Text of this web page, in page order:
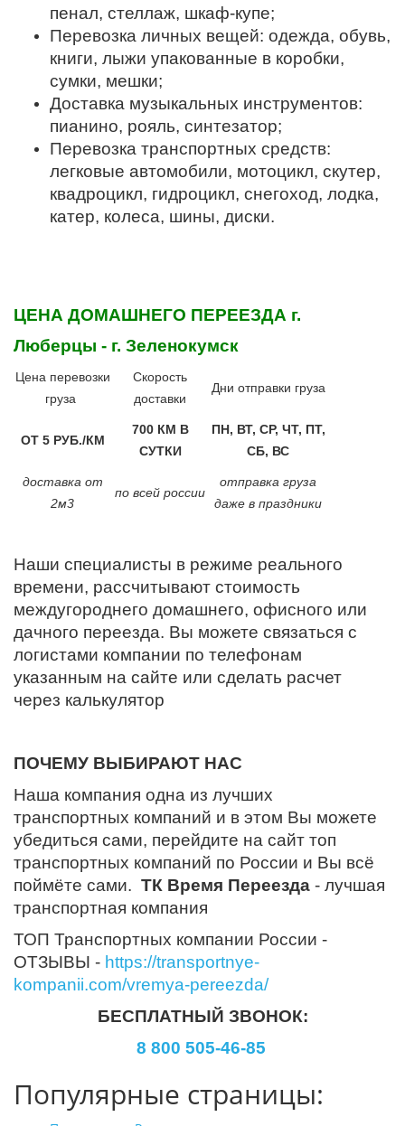
пенал, стеллаж, шкаф-купе;
Перевозка личных вещей: одежда, обувь,
книги, лыжи упакованные в коробки,
сумки, мешки;
Доставка музыкальных инструментов:
пианино, рояль, синтезатор;
Перевозка транспортных средств:
легковые автомобили, мотоцикл, скутер,
квадроцикл, гидроцикл, снегоход, лодка,
катер, колеса, шины, диски.
ЦЕНА ДОМАШНЕГО ПЕРЕЕЗДА г.
Люберцы - г. Зеленокумск
Цена перевозки
груза
Скорость
доставки
Дни отправки груза
ОТ 5 РУБ./КМ
700 КМ В
СУТКИ
ПН, ВТ, СР, ЧТ, ПТ,
СБ, ВС
доставка от
2м3
по всей россии
отправка груза
даже в праздники
Наши специалисты в режиме реального
времени, рассчитывают стоимость
междугороднего домашнего, офисного или
дачного переезда. Вы можете связаться с
логистами компании по телефонам
указанным на сайте или сделать расчет
через калькулятор
ПОЧЕМУ ВЫБИРАЮТ НАС
Наша компания одна из лучших
транспортных компаний и в этом Вы можете
убедиться сами, перейдите на сайт топ
транспортных компаний по России и Вы всё
поймёте сами. ТК Время Переезда - лучшая
транспортная компания
ТОП Транспортных компании России -
ОТЗЫВЫ - https://transportnye-
kompanii.com/vremya-pereezda/
БЕСПЛАТНЫЙ ЗВОНОК:
8 800 505-46-85
Популярные страницы: